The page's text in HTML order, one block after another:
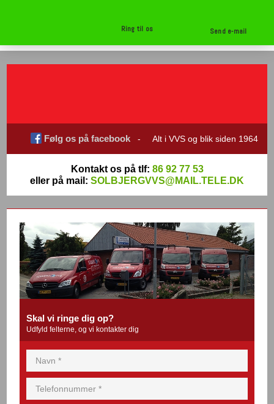
Følg os på facebook - Alt i VVS og blik siden 1964
Kontakt os på tlf: 86 92 77 53
eller på mail: SOLBJERGVVS@MAIL.TELE.DK
Skal vi ringe dig op?
​Udfyld felterne, og vi kontakter dig​
Ring til os Send e-mail